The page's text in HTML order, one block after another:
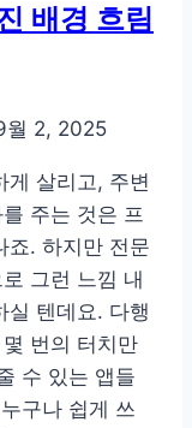
배경 흐림
월 2, 2025
게 살리고, 주변
주는 것은 프
죠. 하지만 전문
그런 느낌 내
실 텐데요. 다행
번의 터치만
수 있는 앱들
구나 쉽게 쓰